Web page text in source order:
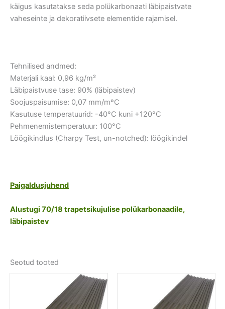
käigus kasutatakse seda polükarbonaati läbipaistvate
vaheseinte ja dekoratiivsete elementide rajamisel.
Tehnilised andmed:
Materjali kaal: 0,96 kg/m²
Läbipaistvuse tase: 90% (läbipaistev)
Soojuspaisumise: 0,07 mm/mºC
Kasutuse temperatuurid: -40°C kuni +120°C
Pehmenemistemperatuur: 100°C
Löögikindlus (Charpy Test, un-notched): löögikindel
Paigaldusjuhend
Alustugi 70/18 trapetsikujulise polükarbonaadile,
läbipaistev
Seotud tooted